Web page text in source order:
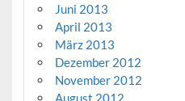
Juni 2013
April 2013
März 2013
Dezember 2012
November 2012
August 2012